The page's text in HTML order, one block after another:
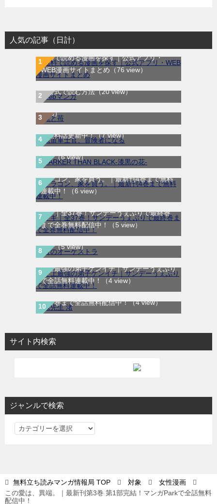
人気の記事（日計）
無料で読める漫画を探す｜公式アプリ・
WEB漫画サイトまとめ （76 view）
WEB漫画サイト一覧｜ブラウザで無料漫画
を公式で読む方法（20 view）
龍と苺｜最新刊第4巻！全巻無料で読める公
式マンガアプリ＿サンデーうぇぶり（8
view）
航宙軍士官、冒険者になる｜最新刊第6巻！
第5巻まで無料で読めるマンガアプリ！※順
次無料話更新中！（7 view）
DARKER THAN BLACK-漆黒の花-｜全4巻完
結！マンガUP!で最終巻まで全巻無料配信
中！（6 view）
ドラゴン、家を買う。｜最新刊4巻まで無料
連載中！
（6 view）
マギ｜全37巻！サンデーうぇぶりで最終巻
まで全巻無料配信中！
（5 view）
青のオーケストラ｜マンガワンで全話無料連
載中（5 view）
史上最強の弟子ケンイチ｜サンデーうぇぶり
で全話無料連載中！
（4 view）
妹先生 渚｜全5巻完結！サンデーうぇぶりで
最終巻まで全話無料配信中！（4 view）
サイト内検索
ジャンルで検索
ジ
検
索
無料立ち読みマンガ情報局 TOP 対象
女性漫画
この愛は、異端。｜最新刊第3巻 第1部完結！マンガParkで全話無料
配信中！